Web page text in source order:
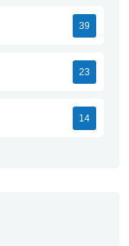
39
23
14